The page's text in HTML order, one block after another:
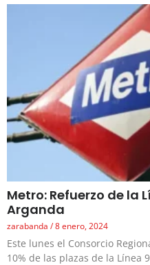
Metro: Refuerzo de la
Arganda
zarabanda 8 enero, 2024
Este lunes el Consorcio
10% de las plazas de la Línea